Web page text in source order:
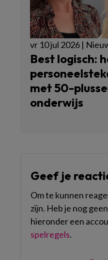
vr 10 jul 2026 |
Best logisch:
met 50-
onderwijs
Geef je
Om te kunnen
zijn. Heb je nog
hieronder een
spelregels.